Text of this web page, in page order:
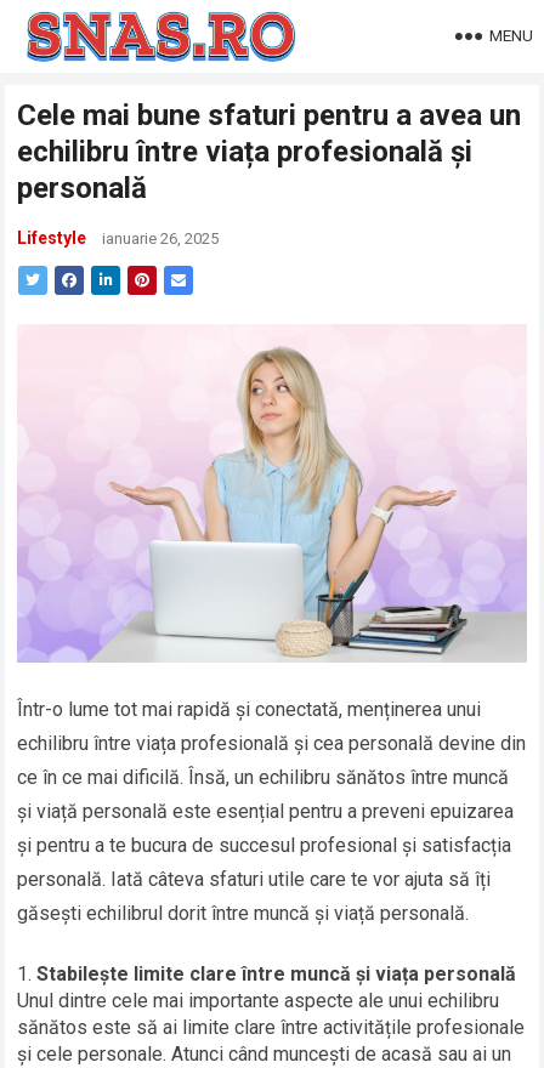
MENU
Cele mai bune sfaturi pentru a avea un
echilibru între viața profesională și
personală
Lifestyle ianuarie 26, 2025
Într-o lume tot mai rapidă și conectată, menținerea unui
echilibru între viața profesională și cea personală devine din
ce în ce mai dificilă. Însă, un echilibru sănătos între muncă
și viață personală este esențial pentru a preveni epuizarea
și pentru a te bucura de succesul profesional și satisfacția
personală. Iată câteva sfaturi utile care te vor ajuta să îți
găsești echilibrul dorit între muncă și viață personală.
Stabilește limite clare între muncă și viața personală
Unul dintre cele mai importante aspecte ale unui echilibru
sănătos este să ai limite clare între activitățile profesionale
și cele personale. Atunci când muncești de acasă sau ai un